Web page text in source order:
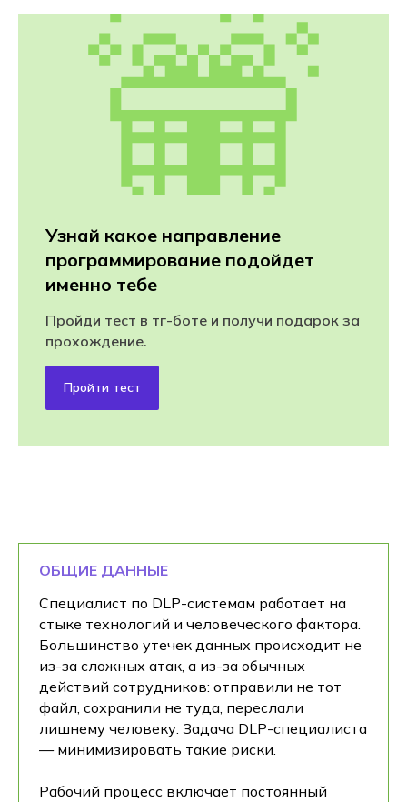
Узнай какое направление
программирование подойдет
именно тебе
Пройди тест в тг-боте и получи подарок за
прохождение.
Пройти тест
ОБЩИЕ ДАННЫЕ
Специалист по DLP-системам работает на
стыке технологий и человеческого фактора.
Большинство утечек данных происходит не
из-за сложных атак, а из-за обычных
действий сотрудников: отправили не тот
файл, сохранили не туда, переслали
лишнему человеку. Задача DLP-специалиста
— минимизировать такие риски.
Рабочий процесс включает постоянный